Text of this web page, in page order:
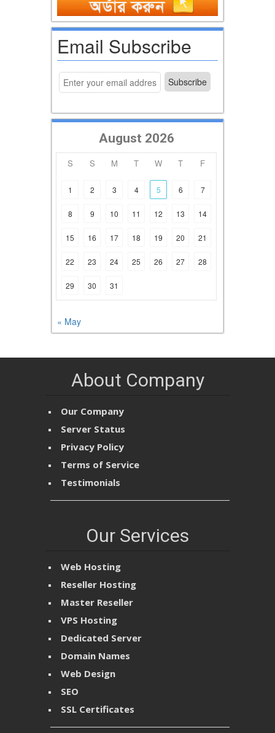
Email Subscribe
August 2026
S S M T W T F
1 2 3 4 5 6 7
8 9 10 11 12 13 14
15 16 17 18 19 20 21
22 23 24 25 26 27 28
29 30 31
« May
About Company
Our Company
Server Status
Privacy Policy
Terms of Service
Testimonials
Our Services
Web Hosting
Reseller Hosting
Master Reseller
VPS Hosting
Dedicated Server
Domain Names
Web Design
SEO
SSL Certificates